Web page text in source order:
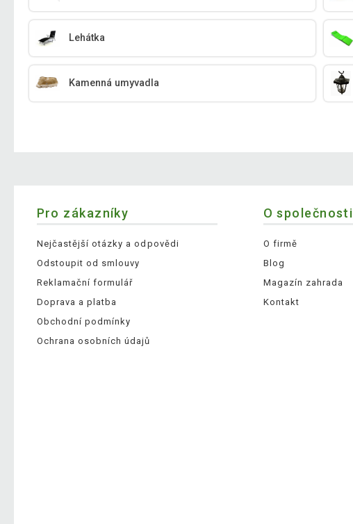
Lehátka
Kamenná umyvadla
Pro zákazníky
Nejčastější otázky a odpovědi
Odstoupit od smlouvy
Reklamační formulář
Doprava a platba
Obchodní podmínky
Ochrana osobních údajů
O společnosti
O firmě
Blog
Magazín zahrada
Kontakt